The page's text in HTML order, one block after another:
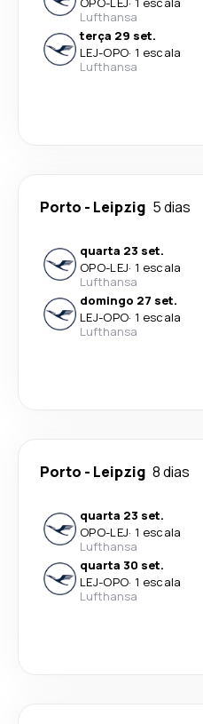
Lufthansa
terça 29 set.
LEJ-OPO· 1 escala
Lufthansa
Porto - Leipzig 5 dias
quarta 23 set.
OPO-LEJ· 1 escala
Lufthansa
domingo 27 set.
LEJ-OPO· 1 escala
Lufthansa
Porto - Leipzig 8 dias
quarta 23 set.
OPO-LEJ· 1 escala
Lufthansa
quarta 30 set.
LEJ-OPO· 1 escala
Lufthansa